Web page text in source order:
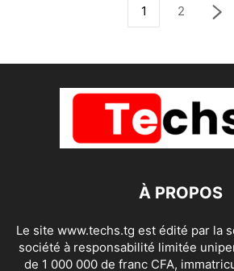
1 2
À PROPOS
Le site www.techs.tg est édité par la
société à responsabilité limitée
de 1 000 000 de franc CFA,